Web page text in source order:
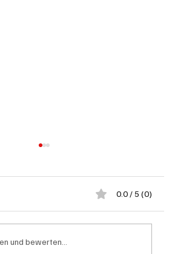
Kinder
0.0 / 5 (0)
und bewerten...